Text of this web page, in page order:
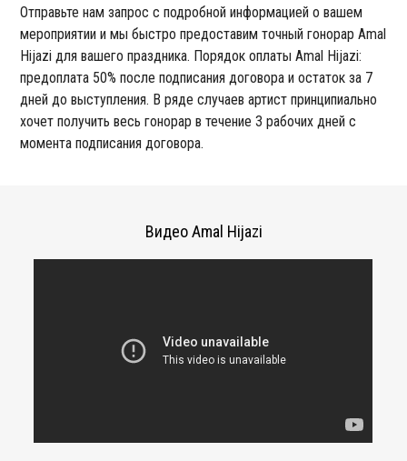
Отправьте нам запрос с подробной информацией о вашем
мероприятии и мы быстро предоставим точный гонорар Amal
Hijazi для вашего праздника. Порядок оплаты Amal Hijazi:
предоплата 50% после подписания договора и остаток за 7
дней до выступления. В ряде случаев артист принципиально
хочет получить весь гонорар в течение 3 рабочих дней с
момента подписания договора.
Видео Amal Hijazi